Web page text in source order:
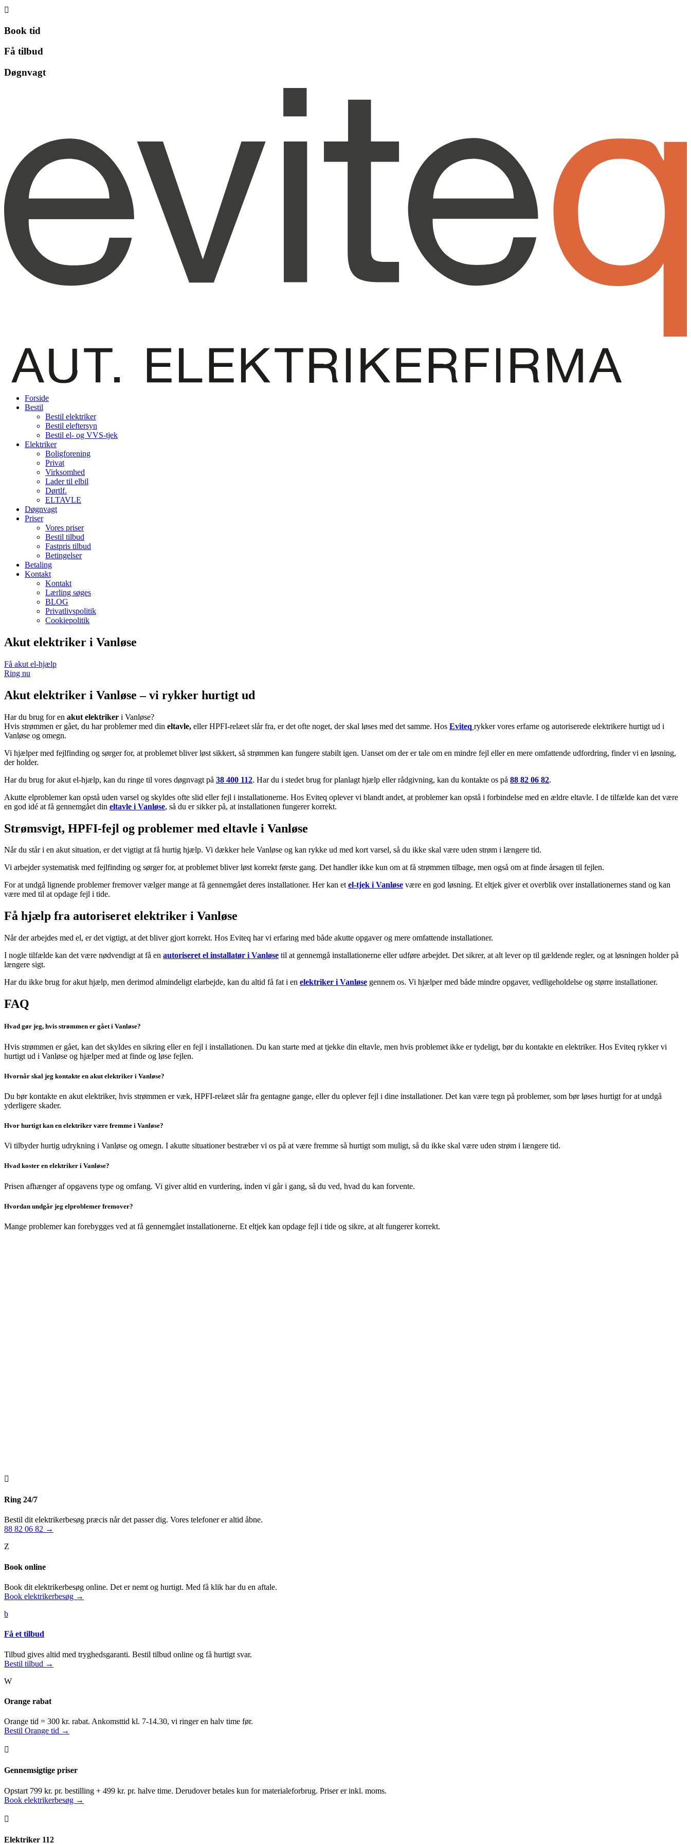

Book tid
Få tilbud
Døgnvagt
Forside
Bestil
Bestil elektriker
Bestil eleftersyn
Bestil el- og VVS-tjek
Elektriker
Boligforening
Privat
Virksomhed
Lader til elbil
Dørtlf.
ELTAVLE
Døgnvagt
Priser
Vores priser
Bestil tilbud
Fastpris tilbud
Betingelser
Betaling
Kontakt
Kontakt
Lærling søges
BLOG
Privatlivspolitik
Cookiepolitik
Akut elektriker i Vanløse
Få akut el-hjælp
Ring nu
Akut elektriker i Vanløse – vi rykker hurtigt ud
Har du brug for en akut elektriker i Vanløse?
Hvis strømmen er gået, du har problemer med din eltavle, eller HPFI-relæet slår fra, er det ofte noget, der skal løses med det samme. Hos Eviteq rykker vores erfarne og autoriserede elektrikere hurtigt ud i
Vanløse og omegn.
Vi hjælper med fejlfinding og sørger for, at problemet bliver løst sikkert, så strømmen kan fungere stabilt igen. Uanset om der er tale om en mindre fejl eller en mere omfattende udfordring, finder vi en løsning,
der holder.
Har du brug for akut el-hjælp, kan du ringe til vores døgnvagt på 38 400 112. Har du i stedet brug for planlagt hjælp eller rådgivning, kan du kontakte os på 88 82 06 82.
Akutte elproblemer kan opstå uden varsel og skyldes ofte slid eller fejl i installationerne. Hos Eviteq oplever vi blandt andet, at problemer kan opstå i forbindelse med en ældre eltavle. I de tilfælde kan det være
en god idé at få gennemgået din eltavle i Vanløse, så du er sikker på, at installationen fungerer korrekt.
Strømsvigt, HPFI-fejl og problemer med eltavle i Vanløse
Når du står i en akut situation, er det vigtigt at få hurtig hjælp. Vi dækker hele Vanløse og kan rykke ud med kort varsel, så du ikke skal være uden strøm i længere tid.
Vi arbejder systematisk med fejlfinding og sørger for, at problemet bliver løst korrekt første gang. Det handler ikke kun om at få strømmen tilbage, men også om at finde årsagen til fejlen.
For at undgå lignende problemer fremover vælger mange at få gennemgået deres installationer. Her kan etel-tjek i Vanløse være en god løsning. Et eltjek giver et overblik over installationernes stand og kan
være med til at opdage fejl i tide.
Få hjælp fra autoriseret elektriker i Vanløse
Når der arbejdes med el, er det vigtigt, at det bliver gjort korrekt. Hos Eviteq har vi erfaring med både akutte opgaver og mere omfattende installationer.
I nogle tilfælde kan det være nødvendigt at få en autoriseret el installatør i Vanløse til at gennemgå installationerne eller udføre arbejdet. Det sikrer, at alt lever op til gældende regler, og at løsningen holder på
længere sigt.
Har du ikke brug for akut hjælp, men derimod almindeligt elarbejde, kan du altid få fat i en elektriker i Vanløse gennem os. Vi hjælper med både mindre opgaver, vedligeholdelse og større installationer.
FAQ
Hvad gør jeg, hvis strømmen er gået i Vanløse?
Hvis strømmen er gået, kan det skyldes en sikring eller en fejl i installationen. Du kan starte med at tjekke din eltavle, men hvis problemet ikke er tydeligt, bør du kontakte en elektriker. Hos Eviteq rykker vi
hurtigt ud i Vanløse og hjælper med at finde og løse fejlen.
Hvornår skal jeg kontakte en akut elektriker i Vanløse?
Du bør kontakte en akut elektriker, hvis strømmen er væk, HPFI-relæet slår fra gentagne gange, eller du oplever fejl i dine installationer. Det kan være tegn på problemer, som bør løses hurtigt for at undgå
yderligere skader.
Hvor hurtigt kan en elektriker være fremme i Vanløse?
Vi tilbyder hurtig udrykning i Vanløse og omegn. I akutte situationer bestræber vi os på at være fremme så hurtigt som muligt, så du ikke skal være uden strøm i længere tid.
Hvad koster en elektriker i Vanløse?
Prisen afhænger af opgavens type og omfang. Vi giver altid en vurdering, inden vi går i gang, så du ved, hvad du kan forvente.
Hvordan undgår jeg elproblemer fremover?
Mange problemer kan forebygges ved at få gennemgået installationerne. Et eltjek kan opdage fejl i tide og sikre, at alt fungerer korrekt.

Ring 24/7
Bestil dit elektrikerbesøg præcis når det passer dig. Vores telefoner er altid åbne.
88 82 06 82 →
Z
Book online
Book dit elektrikerbesøg online. Det er nemt og hurtigt. Med få klik har du en aftale.
Book elektrikerbesøg →
b
Få et tilbud
Tilbud gives altid med tryghedsgaranti. Bestil tilbud online og få hurtigt svar.
Bestil tilbud →
W
Orange rabat
Orange tid = 300 kr. rabat. Ankomsttid kl. 7-14.30, vi ringer en halv time før.
Bestil Orange tid →

Gennemsigtige priser
Opstart 799 kr. pr. bestilling + 499 kr. pr. halve time. Derudover betales kun for materialeforbrug. Priser er inkl. moms.
Book elektrikerbesøg →

Elektriker 112